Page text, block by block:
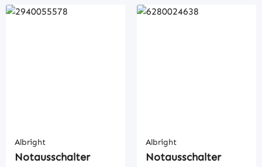
Albright
Notausschalter
Albright
Notausschalter